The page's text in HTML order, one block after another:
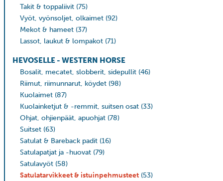
Takit & toppaliivit (75)
Vyöt, vyönsoljet, olkaimet (92)
Mekot & hameet (37)
Lassot, laukut & lompakot (71)
HEVOSELLE - WESTERN HORSE
Bosalit, mecatet, slobberit, sidepullit (46)
Riimut, riimunnarut, köydet (98)
Kuolaimet (87)
Kuolainketjut & -remmit, suitsen osat (33)
Ohjat, ohjienpäät, apuohjat (78)
Suitset (63)
Satulat & Bareback padit (16)
Satulapatjat ja -huovat (79)
Satulavyöt (58)
Satulatarvikkeet & istuinpehmusteet (53)